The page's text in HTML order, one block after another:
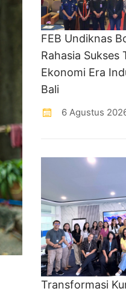
FEB Undiknas
Rahasia Sukses
Ekonomi Era
Bali
6 Agustus
Transformasi